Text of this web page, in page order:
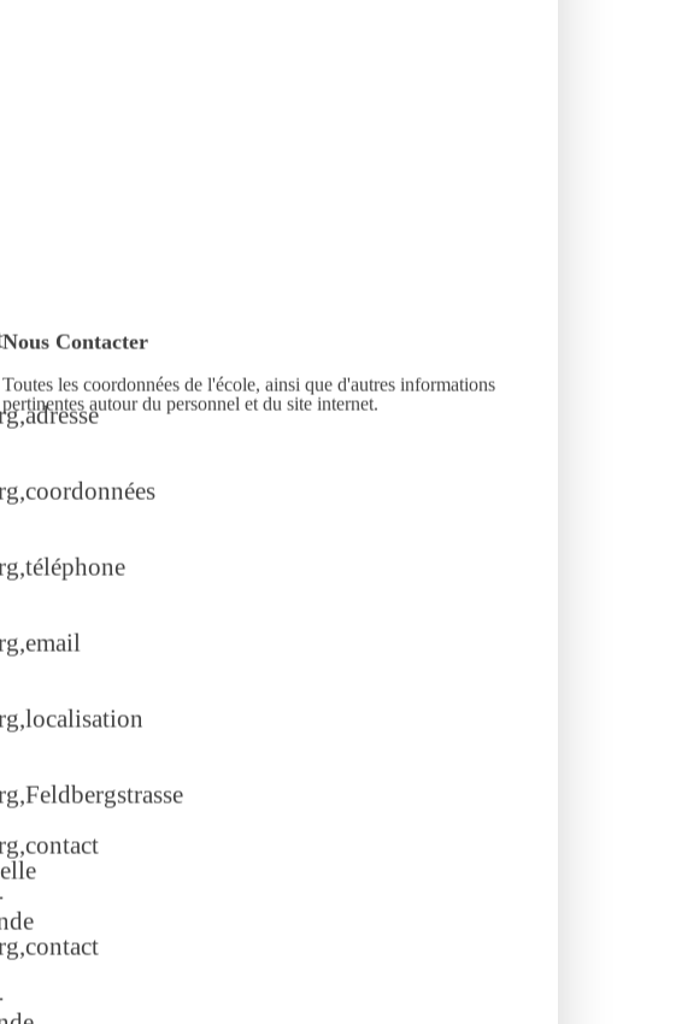
Nous Contacter
Toutes les coordonnées de l'école, ainsi que d'autres informations
pertinentes autour du personnel et du site internet.